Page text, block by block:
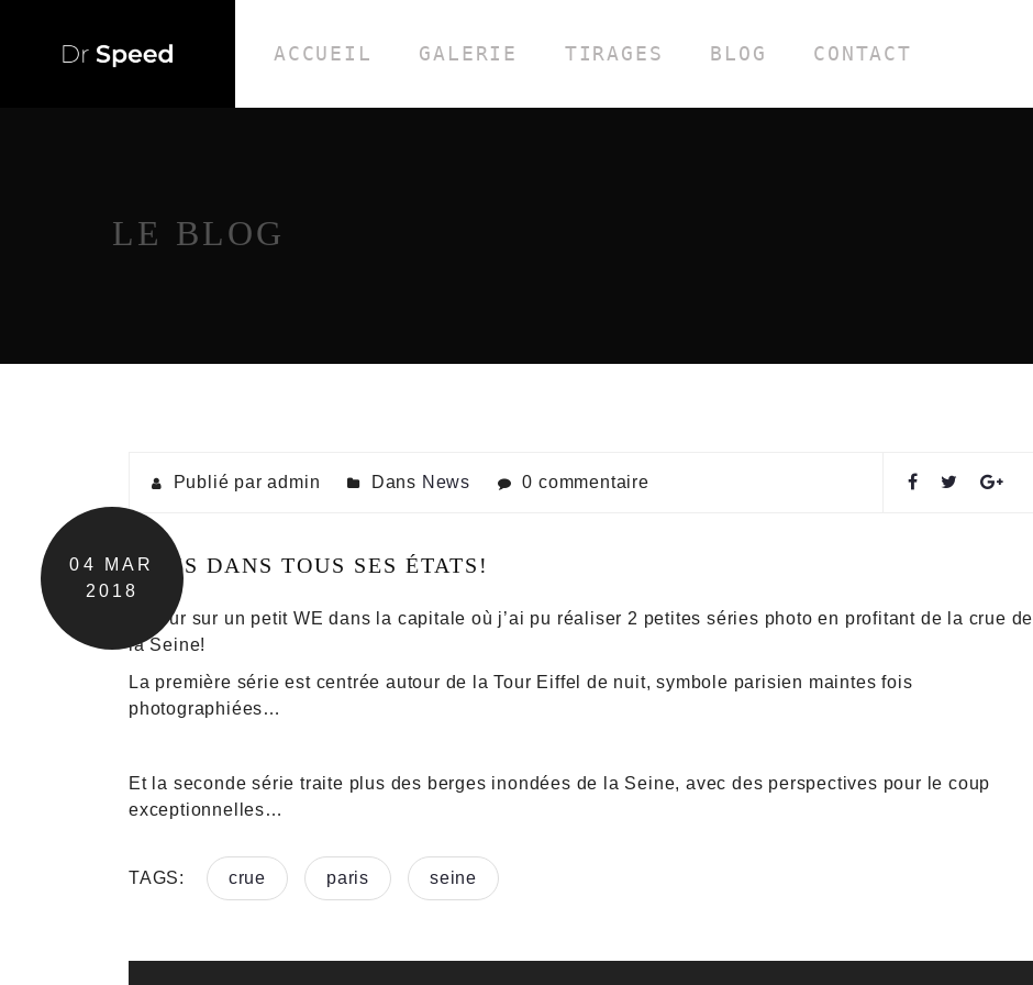
ACCUEIL GALERIE TIRAGES BLOG CONTACT
LE BLOG
04
MAR
2018
Publié par admin Dans News 0 commentaire
PARIS DANS TOUS SES ÉTATS!
Retour sur un petit WE dans la capitale où j’ai pu réaliser 2 petites séries photo en profitant de la crue de
la Seine!
La première série est centrée autour de la Tour Eiffel de nuit, symbole parisien maintes fois
photographiées…
Et la seconde série traite plus des berges inondées de la Seine, avec des perspectives pour le coup
exceptionnelles…
TAGS: crue paris seine